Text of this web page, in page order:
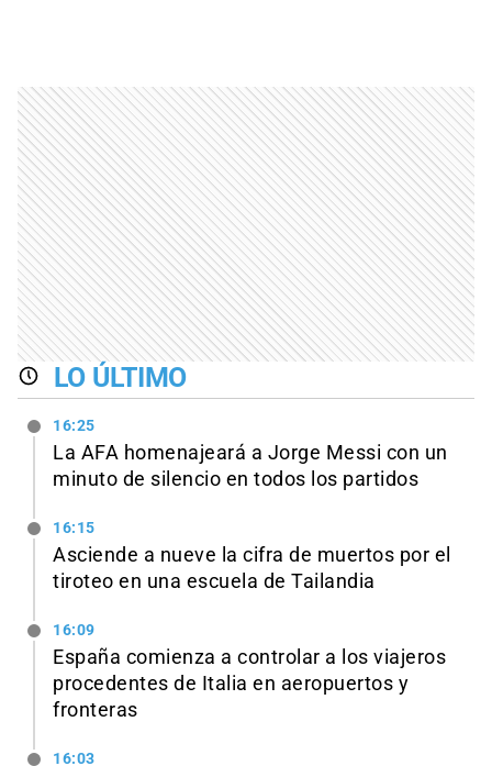
LO ÚLTIMO
16:25
La AFA homenajeará a Jorge Messi con un
minuto de silencio en todos los partidos
16:15
Asciende a nueve la cifra de muertos por el
tiroteo en una escuela de Tailandia
16:09
España comienza a controlar a los viajeros
procedentes de Italia en aeropuertos y
fronteras
16:03